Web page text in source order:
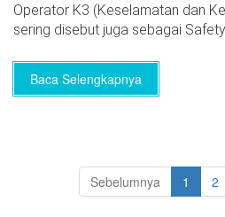
Operator K3 (Keselamatan dan
sering disebut juga sebagai
Baca Selengkapnya
Sebelumnya 1 2